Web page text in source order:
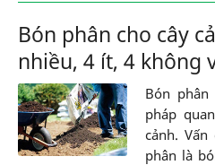
Bón phân cho cây
nhiều, 4 ít, 4 không
Bón
pháp
cảnh.
phân là